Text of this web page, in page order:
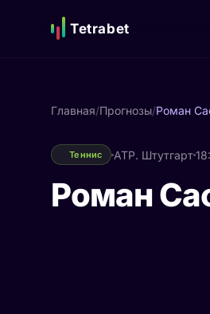
Tetrabet
Главная/Прогнозы/Роман
Теннис ATP. Штутгарт
Роман